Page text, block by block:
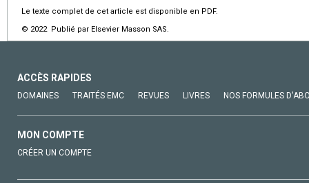
Le texte complet de cet article est disponible en PDF.
© 2022 Publié par Elsevier Masson SAS.
ACCÈS RAPIDES
DOMAINES TRAITÉS EMC REVUES LIVRES NOS FORMULES
MON COMPTE
CRÉER UN COMPTE